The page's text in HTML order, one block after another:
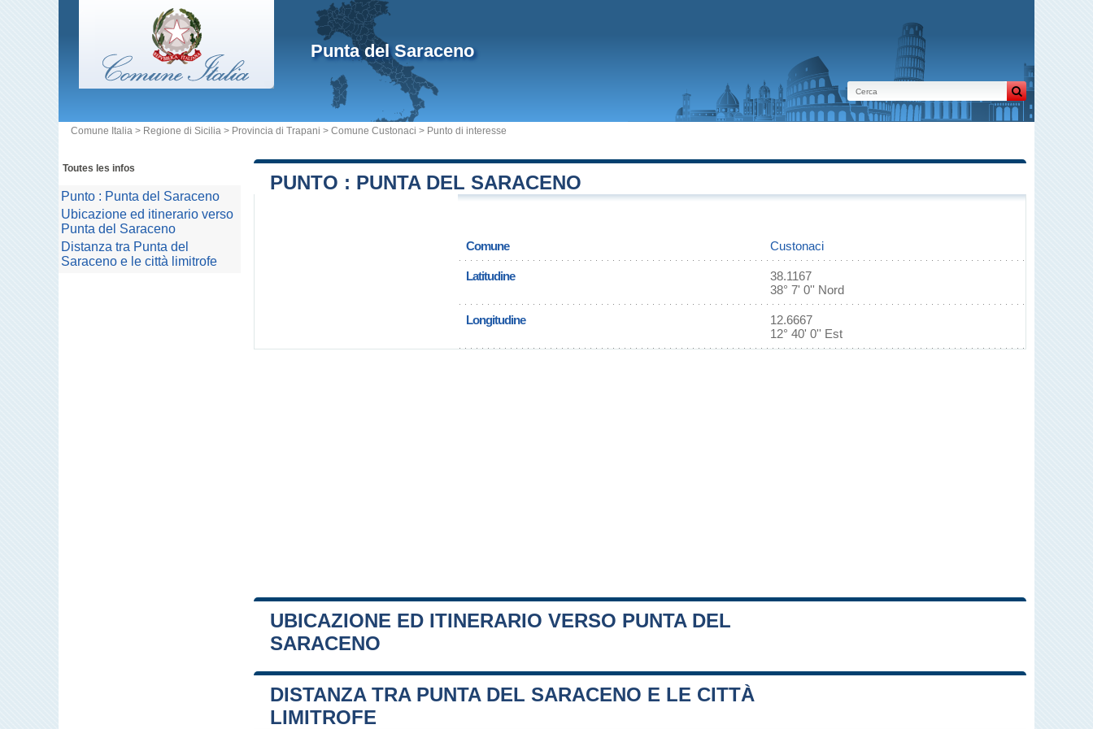
Punta del Saraceno
Comune Italia > Regione di Sicilia > Provincia di Trapani > Comune Custonaci > Punto di interesse
PUNTO : PUNTA DEL SARACENO
Comune Custonaci
Latitudine
38.1167
38° 7' 0'' Nord
Longitudine
12.6667
12° 40' 0'' Est
UBICAZIONE ED ITINERARIO VERSO PUNTA DEL
SARACENO
+
−
DISTANZA TRA PUNTA DEL SARACENO E LE CITTÀ
LIMITROFE
Toutes les infos
Punto : Punta del Saraceno
Ubicazione ed itinerario verso
Punta del Saraceno
Distanza tra Punta del
Saraceno e le città limitrofe